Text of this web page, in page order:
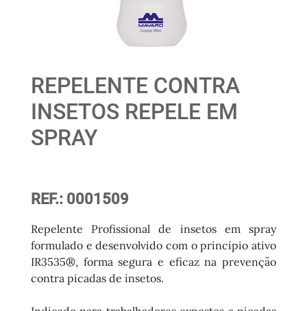
REPELENTE CONTRA
INSETOS REPELE EM
SPRAY
REF.: 0001509
Repelente Profissional de insetos em spray
formulado e desenvolvido com o princípio ativo
IR3535®, forma segura e eficaz na prevenção
contra picadas de insetos.